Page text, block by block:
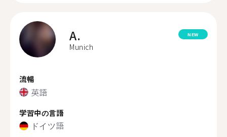
A.
Munich
NEW
流暢
英語
学習中の言語
ドイツ語